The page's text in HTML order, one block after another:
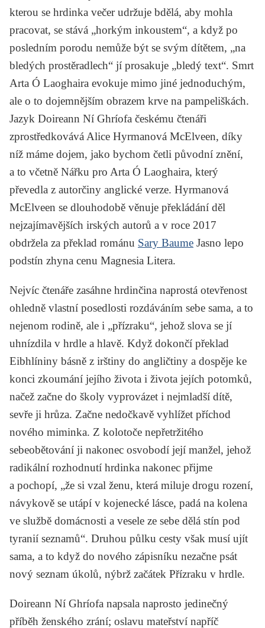
kterou se hrdinka večer udržuje bdělá, aby mohla
pracovat, se stává „horkým inkoustem“, a když po
posledním porodu nemůže být se svým dítětem, „na
bledých prostěradlech“ jí prosakuje „bledý text“. Smrt
Arta Ó Laoghaira evokuje mimo jiné jednoduchým,
ale o to dojemnějším obrazem krve na pampeliškách.
Jazyk Doireann Ní Ghríofa českému čtenáři
zprostředkovává Alice Hyrmanová McElveen, díky
níž máme dojem, jako bychom četli původní znění,
a to včetně Nářku pro Arta Ó Laoghaira, který
převedla z autorčiny anglické verze. Hyrmanová
McElveen se dlouhodobě věnuje překládání děl
nejzajímavějších irských autorů a v roce 2017
obdržela za překlad románu Sary Baume Jasno lepo
podstín zhyna cenu Magnesia Litera.
Nejvíc čtenáře zasáhne hrdinčina naprostá otevřenost
ohledně vlastní posedlosti rozdáváním sebe sama, a to
nejenom rodině, ale i „přízraku“, jehož slova se jí
uhnízdila v hrdle a hlavě. Když dokončí překlad
Eibhlíniny básně z irštiny do angličtiny a dospěje ke
konci zkoumání jejího života i života jejích potomků,
načež začne do školy vyprovázet i nejmladší dítě,
sevře ji hrůza. Začne nedočkavě vyhlížet příchod
nového miminka. Z kolotoče nepřetržitého
sebeobětování ji nakonec osvobodí její manžel, jehož
radikální rozhodnutí hrdinka nakonec přijme
a pochopí, „že si vzal ženu, která miluje drogu rození,
návykově se utápí v kojenecké lásce, padá na kolena
ve službě domácnosti a vesele ze sebe dělá stín pod
tyranií seznamů“. Druhou půlku cesty však musí ujít
sama, a to když do nového zápisníku nezačne psát
nový seznam úkolů, nýbrž začátek Přízraku v hrdle.
Doireann Ní Ghríofa napsala naprosto jedinečný
příběh ženského zrání; oslavu mateřství napříč